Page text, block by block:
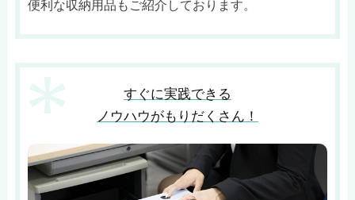
便利な収納用品もご紹介しております。
すぐに実践できる
ノウハウがもりだくさん！